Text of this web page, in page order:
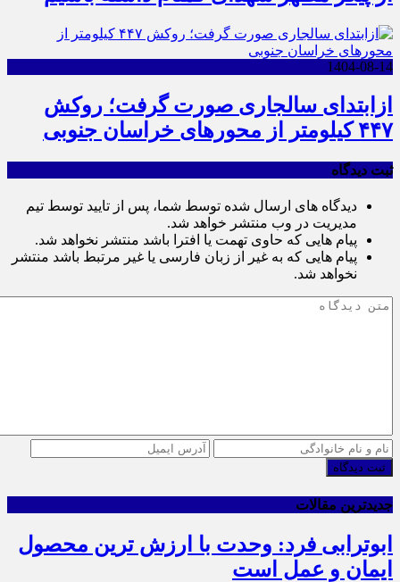
1404-08-14
ازابتدای سالجاری صورت گرفت؛ روکش
۴۴۷ کیلومتر از محورهای خراسان جنوبی
ثبت دیدگاه
دیدگاه های ارسال شده توسط شما، پس از تایید توسط تیم
مدیریت در وب منتشر خواهد شد.
پیام هایی که حاوی تهمت یا افترا باشد منتشر نخواهد شد.
پیام هایی که به غیر از زبان فارسی یا غیر مرتبط باشد منتشر
نخواهد شد.
ثبت دیدگاه
جدیدترین مقالات
ابوترابی فرد: وحدت با ارزش ترین محصول
ایمان و عمل است